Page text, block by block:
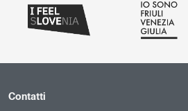
Contatti